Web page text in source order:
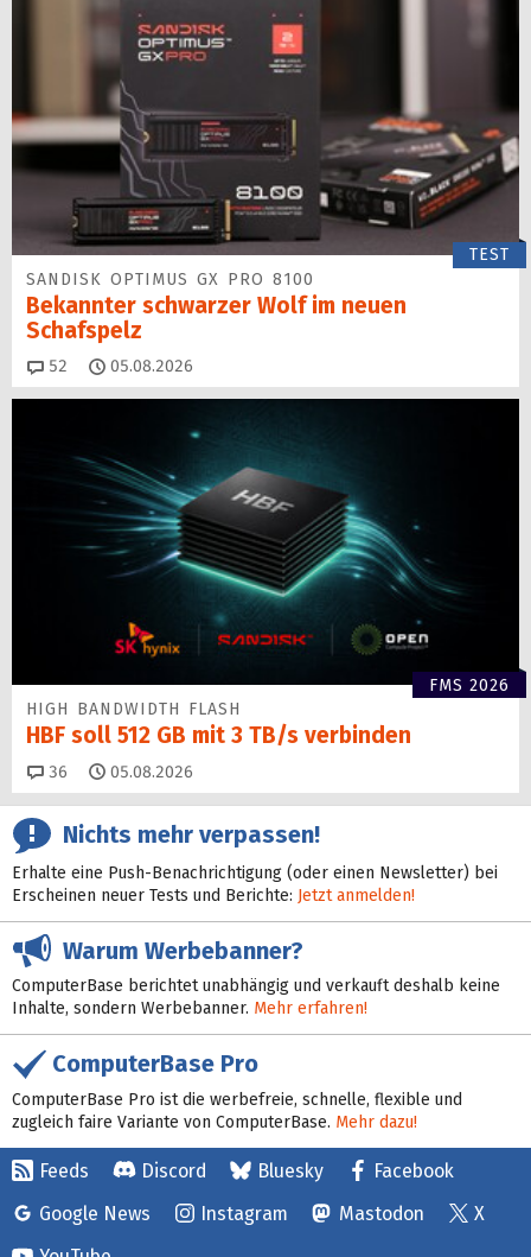
TEST
SANDISK OPTIMUS GX PRO 8100
Bekannter schwarzer Wolf im neuen
Schafspelz
52 Kommentare
05.08.2026
FMS 2026
HIGH BANDWIDTH FLASH
HBF soll 512 GB mit 3 TB/s verbinden
36 Kommentare
05.08.2026
Nichts mehr verpassen!
Erhalte eine Push-Benachrichtigung (oder einen Newsletter) bei
Erscheinen neuer Tests und Berichte: Jetzt anmelden!
Warum Werbebanner?
ComputerBase berichtet unabhängig und verkauft deshalb keine
Inhalte, sondern Werbebanner. Mehr erfahren!
ComputerBase Pro
ComputerBase Pro ist die werbefreie, schnelle, flexible und
zugleich faire Variante von ComputerBase. Mehr dazu!
Feeds Discord Bluesky
Facebook
Google News
Instagram Mastodon
X